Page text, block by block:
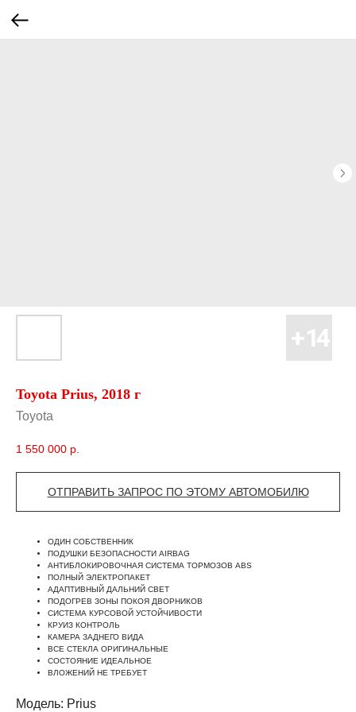
Toyota Prius, 2018 г
Toyota
1 550 000 р.
ОТПРАВИТЬ ЗАПРОС ПО ЭТОМУ АВТОМОБИЛЮ
ОДИН СОБСТВЕННИК
ПОДУШКИ БЕЗОПАСНОСТИ AIRBAG
АНТИБЛОКИРОВОЧНАЯ СИСТЕМА ТОРМОЗОВ ABS
ПОЛНЫЙ ЭЛЕКТРОПАКЕТ
АДАПТИВНЫЙ ДАЛЬНИЙ СВЕТ
ПОДОГРЕВ ЗОНЫ ПОКОЯ ДВОРНИКОВ
СИСТЕМА КУРСОВОЙ УСТОЙЧИВОСТИ
КРУИЗ КОНТРОЛЬ
КАМЕРА ЗАДНЕГО ВИДА
ВСЕ СТЕКЛА ОРИГИНАЛЬНЫЕ
СОСТОЯНИЕ ИДЕАЛЬНОЕ
ВЛОЖЕНИЙ НЕ ТРЕБУЕТ
Модель: Prius